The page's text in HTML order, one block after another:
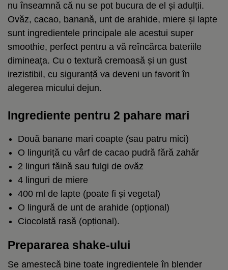
nu înseamnă că nu se pot bucura de el și adulții.
Ovăz, cacao, banană, unt de arahide, miere și lapte
sunt ingredientele principale ale acestui super
smoothie, perfect pentru a vă reîncărca bateriile
dimineața. Cu o textură cremoasă și un gust
irezistibil, cu siguranță va deveni un favorit în
alegerea micului dejun.
Ingrediente pentru 2 pahare mari
Două banane mari coapte (sau patru mici)
O linguriță cu vârf de cacao pudră fără zahăr
2 linguri făină sau fulgi de ovăz
4 linguri de miere
400 ml de lapte (poate fi și vegetal)
O lingură de unt de arahide (opțional)
Ciocolată rasă (opțional).
Prepararea shake-ului
Se amestecă bine toate ingredientele în blender